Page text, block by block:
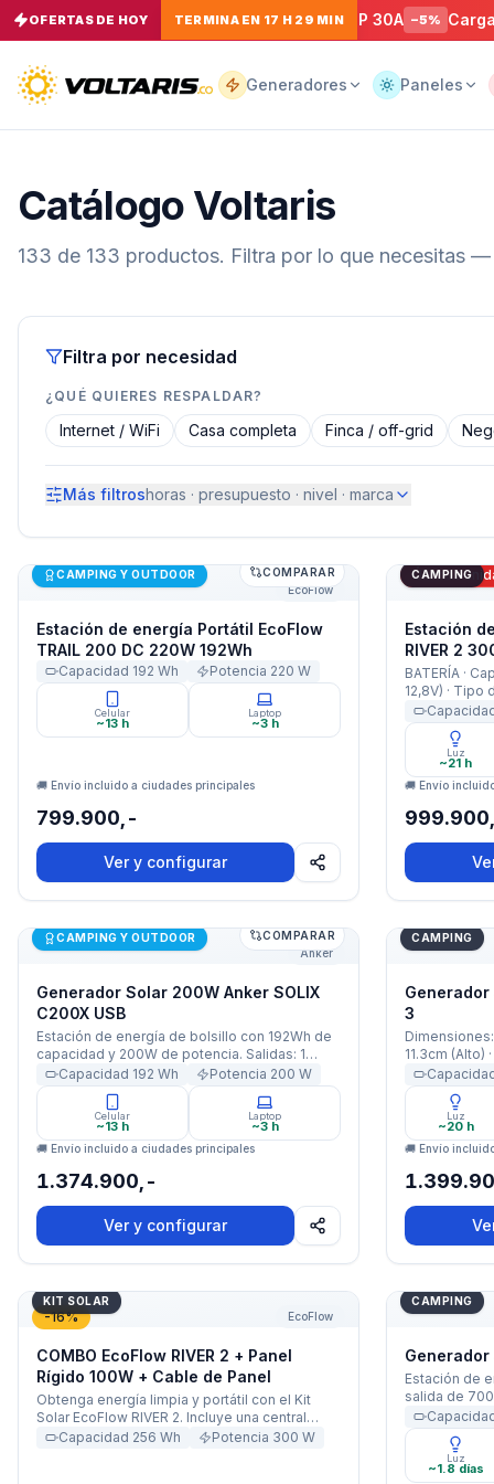
OFERTAS DE HOY TERMINA EN 17 H 29 MIN
Conector Macho NEMA L14-30P 30A −5 % Cargador
Generadores Paneles
Catálogo Voltaris
133 de 133 productos. Filtra por lo que necesitas —
Filtra por necesidad
¿QUÉ QUIERES RESPALDAR?
Internet / WiFi Casa completa Finca / off-grid
Más filtroshoras · presupuesto · nivel · marca
Estación de energía Portátil EcoFlow TRAIL 200 DC
EcoFlow
CAMPING Y OUTDOOR COMPARAR
Estación de energía Portátil EcoFlow
TRAIL 200 DC 220W 192Wh
Capacidad 192 Wh Potencia 220 W
Celular
~13 h
Laptop
~3 h
🚚 Envío incluido a ciudades principales
799.900,-
Ver y configurar
Estación de
Últimas
CAMPING
Estación
RIVER 2
Capacidad
BATERÍA ·
12,8V) · Tipo
Vida Útil:
80% de
protección:
de batería
monitorea y
máximo. ·
360W ·
8A 100W
Max · USB-
de CA: 1
Horas ·
Cargas
(X-Boost:
Puerto USB-
Puertos USB-
Max
Luz
~21 h
🚚 Envío
Generador Solar 200W Anker SOLIX C200X USB
Anker
CAMPING Y OUTDOOR COMPARAR
Generador Solar 200W Anker SOLIX
C200X USB
Estación de energía de bolsillo con 192Wh de
capacidad y 200W de potencia. Salidas: 1
enchufe AC, 1 puerto USB-C y 2 puertos USB-
A. La solución más ligera para tus dispositivos.
Capacidad 192 Wh Potencia 200 W
Celular
~13 h
Laptop
~3 h
🚚 Envío incluido a ciudades principales
1.374.900,-
Ver y configurar
Generador
CAMPING
Generador
3
11.3cm (Alto)
Equipo:
Batería:
Potencia:
Garantía: 3
Luz
~20 h
🚚 Envío
COMBO EcoFlow RIVER 2 + Panel Rígido 100W + Cable
-16% EcoFlow
KIT SOLAR
COMBO EcoFlow RIVER 2 + Panel
Rígido 100W + Cable de Panel
Obtenga energía limpia y portátil con el Kit
Solar EcoFlow RIVER 2. Incluye una central
eléctrica de 300 W y un panel solar flexible de
Capacidad 256 Wh Potencia 300 W
Generador
CAMPING
Generador
Estación de
salida de
con batería
control vía
duradera.
Luz
~1.8 días
Tu
carrito
está
vacío
Agrega
botón
y
juntos.
productos